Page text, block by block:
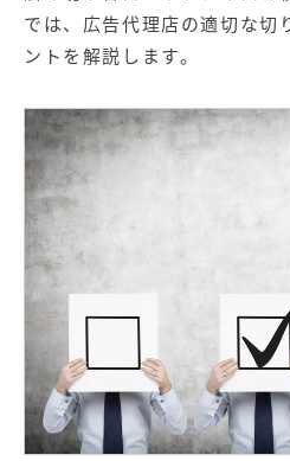
マーケティングサービス
【IT企業向け】マーケティン
サービス
広告プロモーションの製品
【クリニック向け】新規集患
Web広告サービス
集客Web広告パッケージ
商圏ねらいうちパッケージ
Web制作の製品
では、広告代理店の適切な切
ントを解説します。